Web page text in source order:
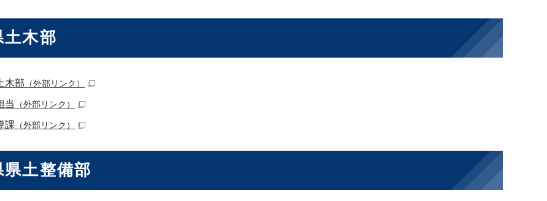
土木部
木部 （外部リンク）
当 （外部リンク）
課 （外部リンク）
県土整備部